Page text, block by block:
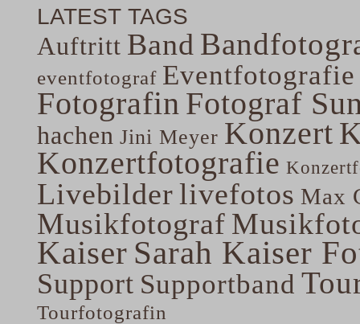
LATEST TAGS
Auftritt Band
eventfotograf Eventfotografie
Fotografin Fotograf
hachen Jini Meyer Konzert
Konzertfotografie
Livebilderlivefotos Max
Musikfotograf
Kaiser Sarah Kaiser
Support Supportband
Tourfotografin